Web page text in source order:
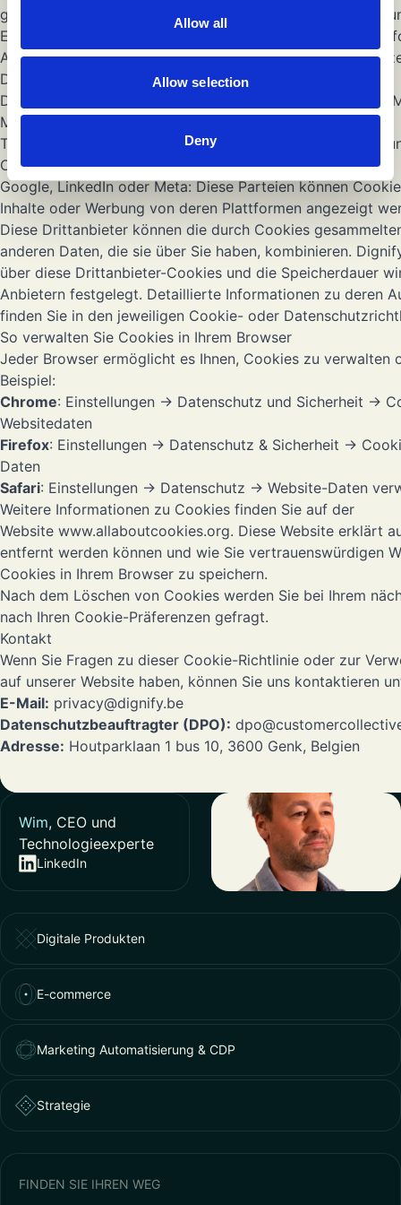
Allow all
Allow selection
Deny
gemäß der DSGVO, wie das Recht auf Auskunft,
Einschränkung, Widerspruch und Datenübertragbarkeit.
Ausübung dieser Rechte finden Sie in unserer
Drittanbieter-Cookies
Dignify kann auch Plattformen wie Google, LinkedIn oder
Marketingzwecke nutzen.
Teamtailor: verwendet unbedingt erforderliche, Analyse-
Cookies.
Google, LinkedIn oder Meta: Diese Parteien können
Inhalte oder Werbung von deren Plattformen angezeigt
Diese Drittanbieter können die durch Cookies
anderen Daten, die sie über Sie haben, kombinieren.
über diese Drittanbieter-Cookies und die Speicherdauer
Anbietern festgelegt. Detaillierte Informationen zu deren
finden Sie in den jeweiligen Cookie- oder
So verwalten Sie Cookies in Ihrem Browser
Jeder Browser ermöglicht es Ihnen, Cookies zu verwalten
Beispiel:
Chrome: Einstellungen → Datenschutz und Sicherheit →
Websitedaten
Firefox: Einstellungen → Datenschutz & Sicherheit →
Daten
Safari: Einstellungen → Datenschutz → Website-Daten
Weitere Informationen zu Cookies finden Sie auf der
Website www.allaboutcookies.org. Diese Website erklärt
entfernt werden können und wie Sie vertrauenswürdigen
Cookies in Ihrem Browser zu speichern.
Nach dem Löschen von Cookies werden Sie bei Ihrem
nach Ihren Cookie-Präferenzen gefragt.
Kontakt
Wenn Sie Fragen zu dieser Cookie-Richtlinie oder zur
auf unserer Website haben, können Sie uns kontaktieren
E-Mail: privacy@dignify.be
Datenschutzbeauftragter (DPO):
Adresse: Houtparklaan 1 bus 10, 3600 Genk, Belgien
Wim, CEO und
Technologieexperte
LinkedIn
Digitale Produkten
E-commerce
Marketing Automatisierung & CDP
Strategie
FINDEN SIE IHREN WEG